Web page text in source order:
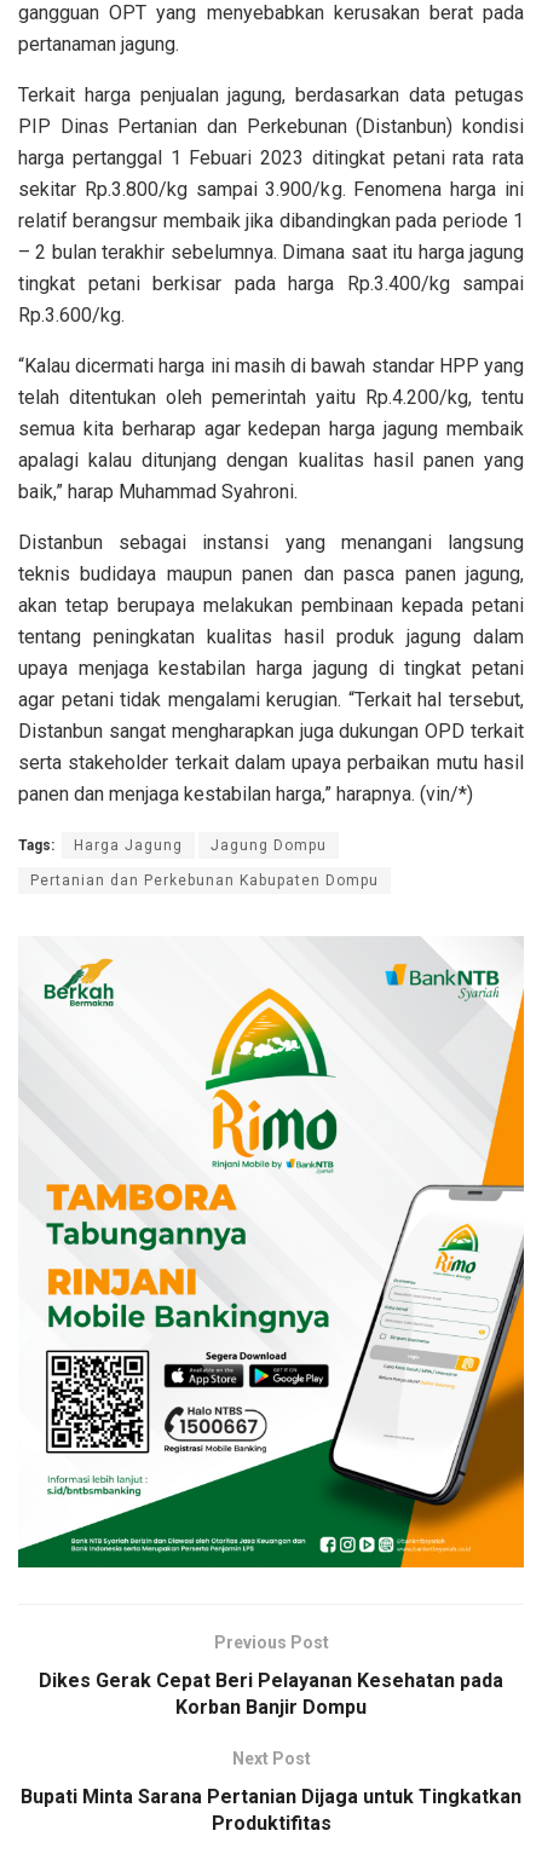
gangguan OPT yang menyebabkan kerusakan berat pada
pertanaman jagung.
Terkait harga penjualan jagung, berdasarkan data petugas
PIP Dinas Pertanian dan Perkebunan (Distanbun) kondisi
harga pertanggal 1 Febuari 2023 ditingkat petani rata rata
sekitar Rp.3.800/kg sampai 3.900/kg. Fenomena harga ini
relatif berangsur membaik jika dibandingkan pada periode 1
– 2 bulan terakhir sebelumnya. Dimana saat itu harga jagung
tingkat petani berkisar pada harga Rp.3.400/kg sampai
Rp.3.600/kg.
“Kalau dicermati harga ini masih di bawah standar HPP yang
telah ditentukan oleh pemerintah yaitu Rp.4.200/kg, tentu
semua kita berharap agar kedepan harga jagung membaik
apalagi kalau ditunjang dengan kualitas hasil panen yang
baik,” harap Muhammad Syahroni.
Distanbun sebagai instansi yang menangani langsung
teknis budidaya maupun panen dan pasca panen jagung,
akan tetap berupaya melakukan pembinaan kepada petani
tentang peningkatan kualitas hasil produk jagung dalam
upaya menjaga kestabilan harga jagung di tingkat petani
agar petani tidak mengalami kerugian. “Terkait hal tersebut,
Distanbun sangat mengharapkan juga dukungan OPD terkait
serta stakeholder terkait dalam upaya perbaikan mutu hasil
panen dan menjaga kestabilan harga,” harapnya. (vin/*)
Tags: Harga Jagung Jagung Dompu
Pertanian dan Perkebunan Kabupaten Dompu
Previous Post
Dikes Gerak Cepat Beri Pelayanan Kesehatan pada
Korban Banjir Dompu
Next Post
Bupati Minta Sarana Pertanian Dijaga untuk Tingkatkan
Produktifitas